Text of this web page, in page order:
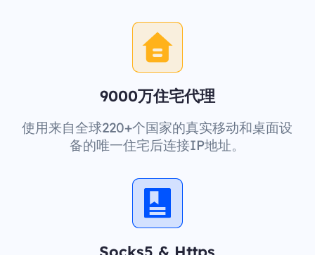
9000万住宅代理
使用来自全球220+个国家的真实移动和桌面设
备的唯一住宅后连接IP地址。